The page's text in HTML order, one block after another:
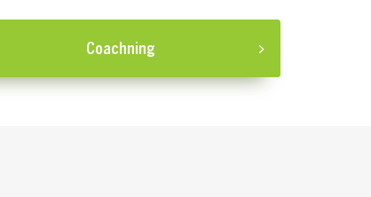
Coachning